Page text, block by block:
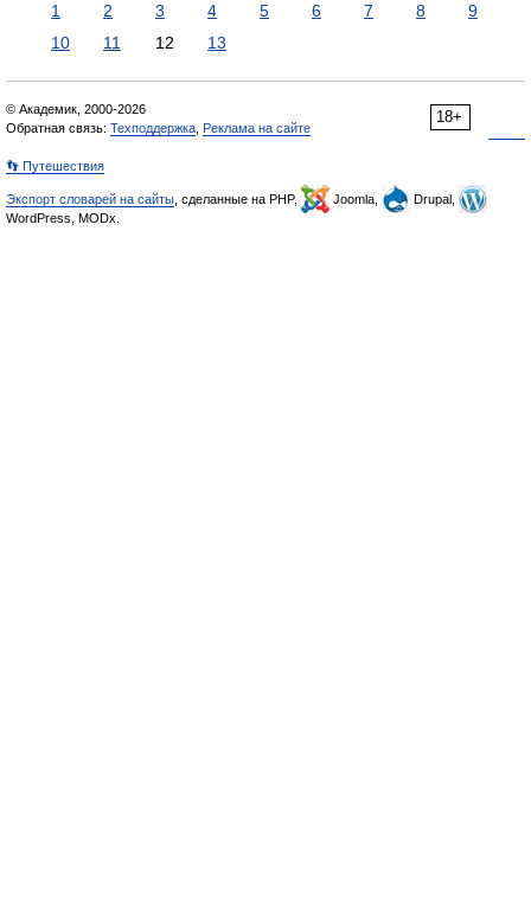
1 2 3 4 5 6 7 8
9
10
11 12 13
18+
© Академик, 2000-2026
Обратная связь: Техподдержка Реклама на сайте
👣 Путешествия
Экспорт словарей на сайты , сделанные на PHP, Joomla,
Drupal,
WordPress, MODx.